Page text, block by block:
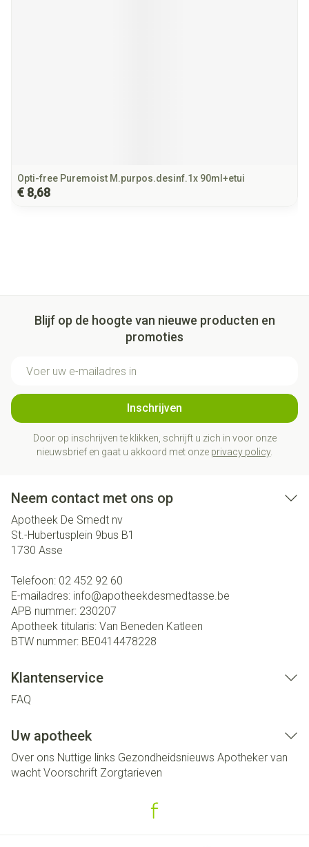
Opti-free Puremoist M.purpos.desinf.1x 90ml+etui
€ 8,68
Blijf op de hoogte van nieuwe producten en
promoties
Inschrijven
Door op inschrijven te klikken, schrijft u zich in voor onze
nieuwsbrief en gaat u akkoord met onze privacy policy.
Neem contact met ons op
Apotheek De Smedt nv
St.-Hubertusplein 9bus B1
1730 Asse
Telefoon: 02 452 92 60
E-mailadres: info@apotheekdesmedtasse.be
APB nummer: 230207
Apotheek titularis: Van Beneden Katleen
BTW nummer: BE0414478228
Klantenservice
FAQ
Uw apotheek
Over ons Nuttige links Gezondheidsnieuws Apotheker van
wacht Voorschrift Zorgtarieven